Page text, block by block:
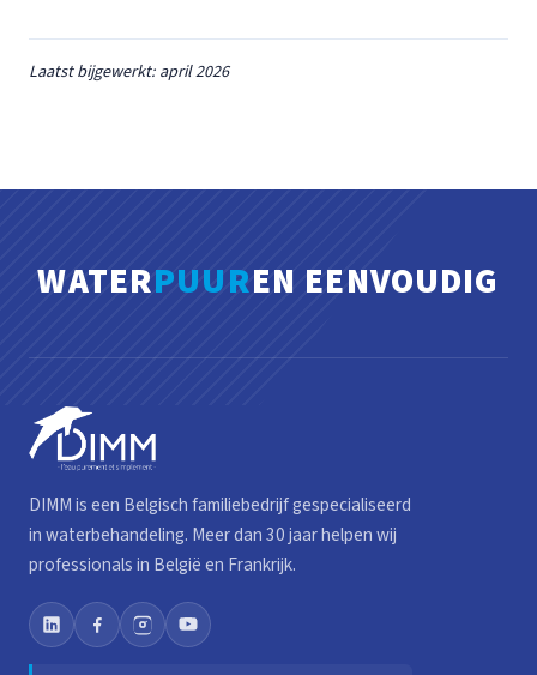
Laatst bijgewerkt: april 2026
WATERPUUREN EENVOUDIG
DIMM is een Belgisch familiebedrijf gespecialiseerd
in waterbehandeling. Meer dan 30 jaar helpen wij
professionals in België en Frankrijk.